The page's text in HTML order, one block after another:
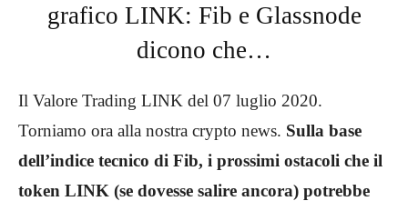
grafico LINK: Fib e Glassnode
dicono che…
Il Valore Trading LINK del 07 luglio 2020.
Torniamo ora alla nostra crypto news. Sulla base
dell’indice tecnico di Fib, i prossimi ostacoli che il
token LINK (se dovesse salire ancora) potrebbe